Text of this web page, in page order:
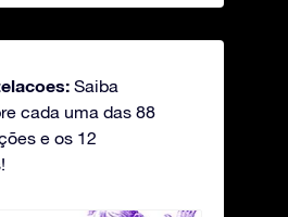
Saiba
cada uma das 88
e os 12